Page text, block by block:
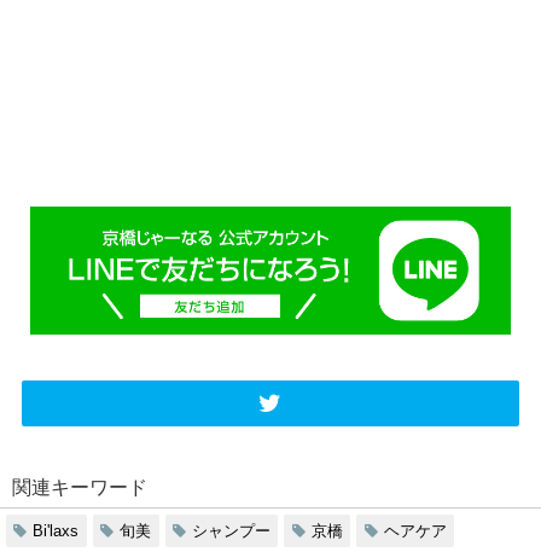
関連キーワード
Bi'laxs 旬美 シャンプー 京橋 ヘアケア